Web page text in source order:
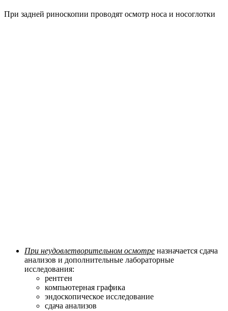
При задней риноскопии проводят осмотр носа и носоглотки
При неудовлетворительном осмотре назначается сдача
анализов и дополнительные лабораторные
исследования:
рентген
компьютерная графика
эндоскопическое исследование
сдача анализов